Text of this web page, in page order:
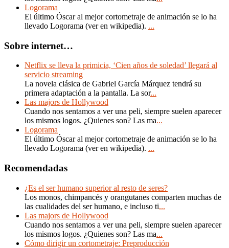
Logorama
El último Óscar al mejor cortometraje de animación se lo ha
llevado Logorama (ver en wikipedia). ...
Sobre internet…
Netflix se lleva la primicia, ‘Cien años de soledad’ llegará al
servicio streaming
La novela clásica de Gabriel García Márquez tendrá su
primera adaptación a la pantalla. La sor...
Las majors de Hollywood
Cuando nos sentamos a ver una peli, siempre suelen aparecer
los mismos logos. ¿Quienes son? Las ma...
Logorama
El último Óscar al mejor cortometraje de animación se lo ha
llevado Logorama (ver en wikipedia). ...
Recomendadas
¿Es el ser humano superior al resto de seres?
Los monos, chimpancés y orangutanes comparten muchas de
las cualidades del ser humano, e incluso ti...
Las majors de Hollywood
Cuando nos sentamos a ver una peli, siempre suelen aparecer
los mismos logos. ¿Quienes son? Las ma...
Cómo dirigir un cortometraje: Preproducción